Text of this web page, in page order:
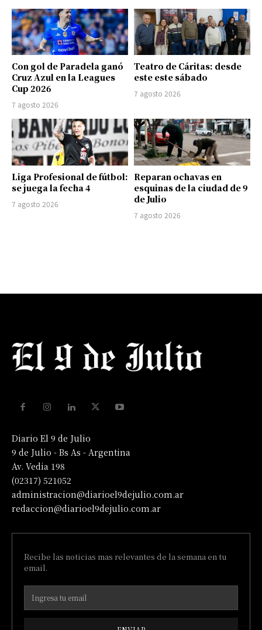
Con gol de Paradela ganó
Cruz Azul en la Leagues
Cup 2026
7 agosto 2026
Teatro de Cáritas: desde
este este sábado
7 agosto 2026
Liga Profesional de fútbol:
se juega la fecha 4
7 agosto 2026
Reparan ochavas en
esquinas de la ciudad de 9
de Julio
7 agosto 2026
Diario El 9 de Julio
9 de Julio - Bs As - Argentina
Av. Vedia 198
(02317) 521052
administracion@diarioel9dejulio.com.ar
redaccion@diarioel9dejulio.com.ar
Recibe las noticias mas relevantes de la semana en tu
email.